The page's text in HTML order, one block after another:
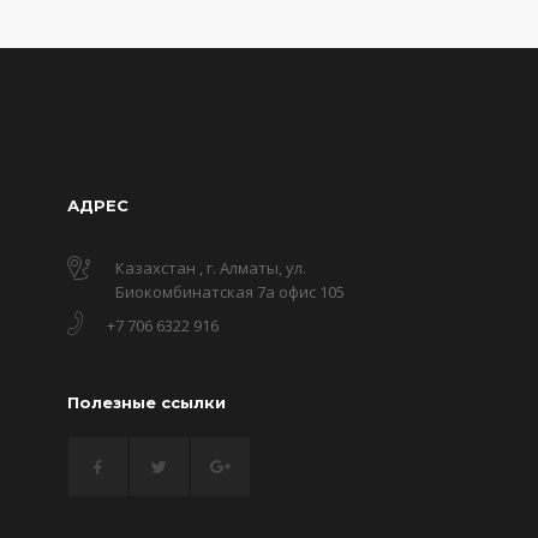
АДРЕС
Казахстан , г. Алматы, ул.
Биокомбинатская 7а офис 105
+7 706 6322 916
Полезные ссылки